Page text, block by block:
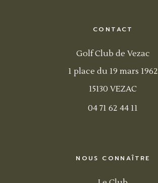
CONTACT
Golf Club de Vezac
1 place du 19 mars 1962
15130 VEZAC
04 71 62 44 11
NOUS CONNAÎTRE